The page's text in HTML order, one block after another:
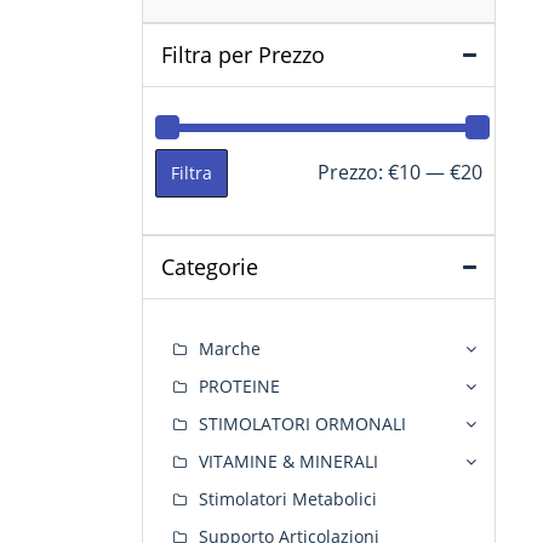
Filtra per Prezzo
Prezzo
Prezzo
Filtra Prezzo: €10—€20
Categorie
Marche
PROTEINE
STIMOLATORI ORMONALI
VITAMINE & MINERALI
Stimolatori Metabolici
Supporto Articolazioni